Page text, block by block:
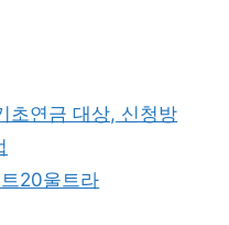
초연금 대상, 신청방
20울트라